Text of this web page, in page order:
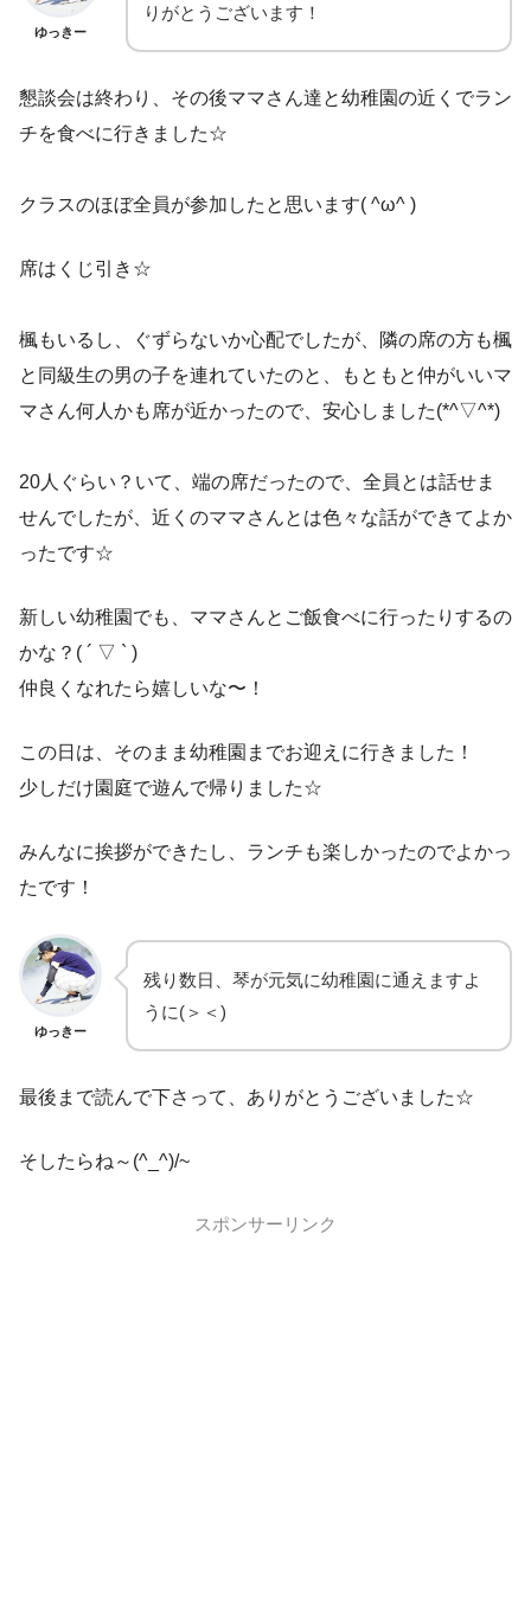
ゆっきー
りがとうございます！
懇談会は終わり、その後ママさん達と幼稚園の近くでラン
チを食べに行きました☆
クラスのほぼ全員が参加したと思います( ^ω^ )
席はくじ引き☆
楓もいるし、ぐずらないか心配でしたが、隣の席の方も楓
と同級生の男の子を連れていたのと、もともと仲がいいマ
マさん何人かも席が近かったので、安心しました(*^▽^*)
20人ぐらい？いて、端の席だったので、全員とは話せま
せんでしたが、近くのママさんとは色々な話ができてよか
ったです☆
新しい幼稚園でも、ママさんとご飯食べに行ったりするの
かな？( ´ ▽ ` )
仲良くなれたら嬉しいな〜！
この日は、そのまま幼稚園までお迎えに行きました！
少しだけ園庭で遊んで帰りました☆
みんなに挨拶ができたし、ランチも楽しかったのでよかっ
たです！
ゆっきー
残り数日、琴が元気に幼稚園に通えますよ
うに(＞＜)
最後まで読んで下さって、ありがとうございました☆
そしたらね～(^_^)/~
スポンサーリンク